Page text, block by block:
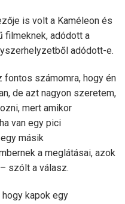
is volt a Kaméleon és
filmeknek, adódott a
adódott-e.
fontos számomra, hogy én
de azt nagyon szeretem,
mert amikor
van egy pici
másik
a meglátásai, azok
szólt a válasz.
kapok egy